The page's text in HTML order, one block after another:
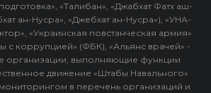
«Талибан», «Джабхат Фатх аш-
ан-Нусра», «Джебхат ан-Нусра»), «УНА-
«Украинская повстанческая армия»
с коррупцией» (ФБК), «Альянс врачей» -
организации, выполняющие функции
движение «Штабы Навального»
в перечень организаций и